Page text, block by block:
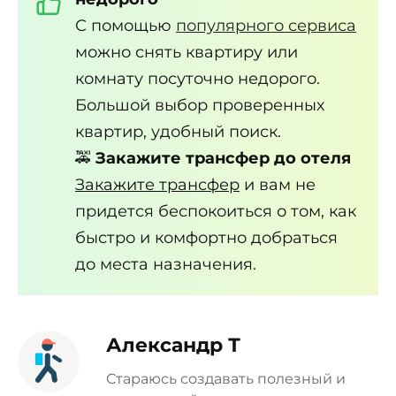
С помощью популярного сервиса
можно снять квартиру или
комнату посуточно недорого.
Большой выбор проверенных
квартир, удобный поиск.
🚕 Закажите трансфер до отеля
Закажите трансфер и вам не
придется беспокоиться о том, как
быстро и комфортно добраться
до места назначения.
Александр Т
Стараюсь создавать полезный и